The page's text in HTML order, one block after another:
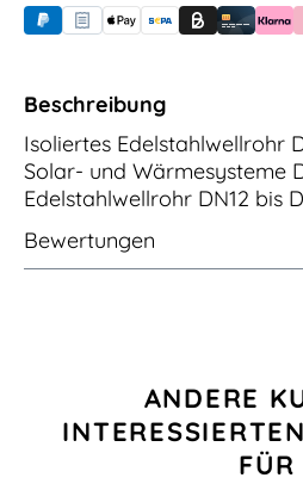
PayPalRechnungskauf (für
Apple PayBanküberweisung
Beschreibung
Isoliertes Edelstahlwellrohr
Solar- und Wärmesysteme
Edelstahlwellrohr DN12 bis
Bewertungen
Produktgalerie überspringen
ANDERE
FÜR